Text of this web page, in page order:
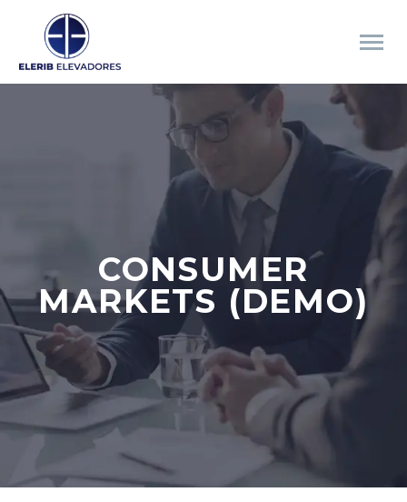
CONSUMER
MARKETS (DEMO)